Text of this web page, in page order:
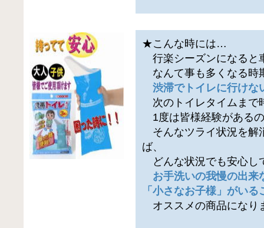
★こんな時には…
行楽シーズンになると
なんて事も多くなる時
渋滞でトイレに行けな
次のトイレタイムまで
1度は皆様経験がある
そんなツライ状況を解
ば、
どんな状況でも安心し
お手洗いの我慢の出来
「小さなお子様」がい
オススメの商品になり